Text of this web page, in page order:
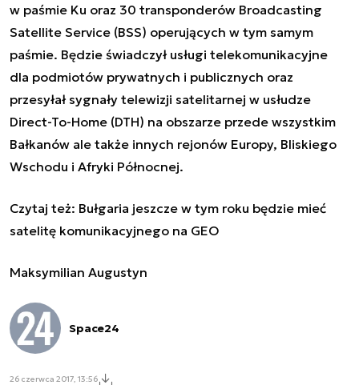
w paśmie Ku oraz 30 transponderów Broadcasting
Satellite Service (BSS) operujących w tym samym
paśmie. Będzie świadczył usługi telekomunikacyjne
dla podmiotów prywatnych i publicznych oraz
przesyłał sygnały telewizji satelitarnej w usłudze
Direct-To-Home (DTH) na obszarze przede wszystkim
Bałkanów ale także innych rejonów Europy, Bliskiego
Wschodu i Afryki Północnej.
Czytaj też: Bułgaria jeszcze w tym roku będzie mieć
satelitę komunikacyjnego na GEO
Maksymilian Augustyn
Space24
26 czerwca 2017, 13:56